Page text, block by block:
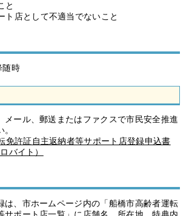
と
ト店として不適当でないこと
随時
メール、郵送またはファクスで市民安全推進
免許証自主返納者等サポート店登録申込書
バイト）
は、市ホームページ内の「船橋市高齢者運転